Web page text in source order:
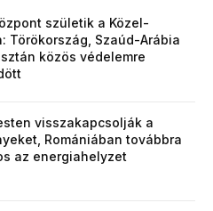
születik a Közel-
Törökország, Szaúd-Arábia
közös védelemre
visszakapcsolják a
Romániában továbbra
az energiahelyzet